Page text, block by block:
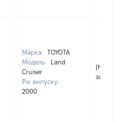
Марка:
TOYOTA
Модель:
Land
Cruiser
Рік випуску:
2000
[Не